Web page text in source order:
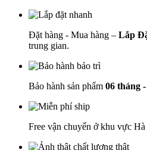
Đặt hàng - Mua hàng – Lắp
trung gian.
Bảo hành sản phẩm 06 tháng
Free vận chuyển ở khu vực